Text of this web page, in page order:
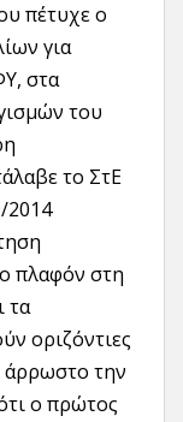
πέτυχε ο
για
στα
του
το ΣτΕ
2014
πλαφόν στη
τα
οριζόντιες
άρρωστο την
ο πρώτος